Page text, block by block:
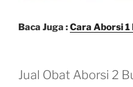
Baca Juga :Cara Aborsi 1
Jual Obat Aborsi 2